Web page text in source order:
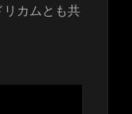
リカムとも共